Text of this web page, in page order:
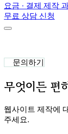
요금 · 결제 제작
무료 상담 신청
문의하기
무엇이든 편
웹사이트 제작에
주세요.